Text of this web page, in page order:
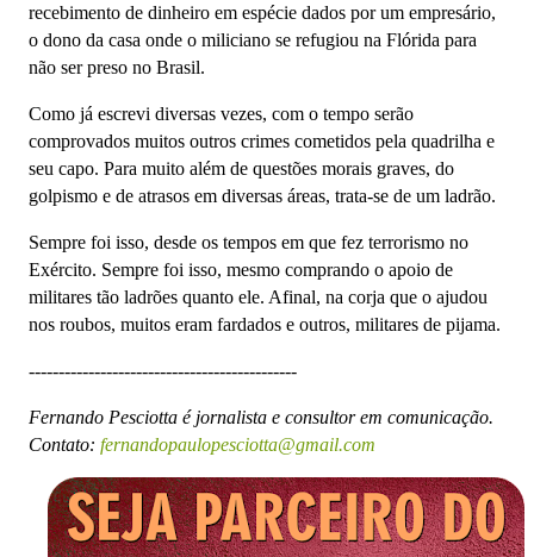
recebimento de dinheiro em espécie dados por um empresário,
o dono da casa onde o miliciano se refugiou na Flórida para
não ser preso no Brasil.
Como já escrevi diversas vezes, com o tempo serão
comprovados muitos outros crimes cometidos pela quadrilha e
seu capo. Para muito além de questões morais graves, do
golpismo e de atrasos em diversas áreas, trata-se de um ladrão.
Sempre foi isso, desde os tempos em que fez terrorismo no
Exército. Sempre foi isso, mesmo comprando o apoio de
militares tão ladrões quanto ele. Afinal, na corja que o ajudou
nos roubos, muitos eram fardados e outros, militares de pijama.
---------------------------------------------
Fernando Pesciotta é jornalista e consultor em comunicação.
Contato: fernandopaulopesciotta@gmail.com